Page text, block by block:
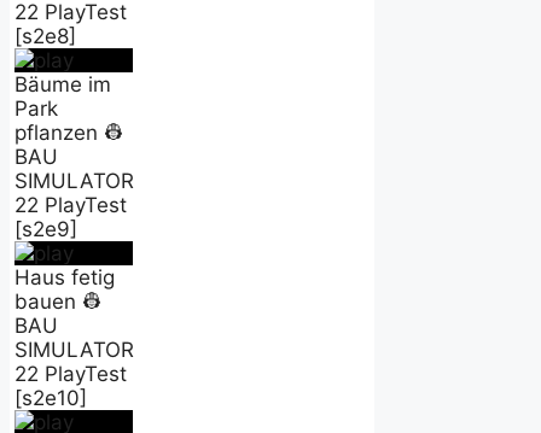
22 PlayTest
[s2e8]
Bäume im
Park
pflanzen 👷
BAU
SIMULATOR
22 PlayTest
[s2e9]
Haus fetig
bauen 👷
BAU
SIMULATOR
22 PlayTest
[s2e10]